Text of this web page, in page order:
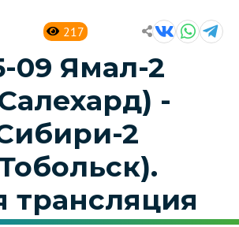
217
09 Ямал-2
-
2
трансляция